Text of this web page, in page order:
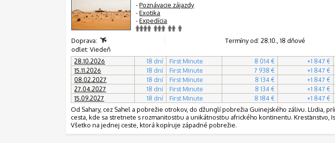
-Poznávacie zájazdy
-Exotika
-Expedícia
Doprava:
Termíny od: 28.10., 18 dňové
odlet: Viedeň
28.10.2026
18 dní First Minute 8 014 € +1 847 €
15.11.2026
18 dní First Minute 7 938 € +1 847 €
08.02.2027
18 dní First Minute 8 134 € +1 847 €
27.04.2027
18 dní First Minute 8 134 € +1 847 €
15.09.2027
18 dní First Minute 8 184 € +1 847 €
Od Sahary, cez Sahel a pobrežie otrokov, do džunglí pobrežia Guinejského zálivu. Ľudia,
cesta, kde sa stretnete s rozmanitosťou a unikátnosťou afrického kontinentu. Kresťanstvo,
Všetko na jednej ceste, ktorá kopíruje západné pobrežie.